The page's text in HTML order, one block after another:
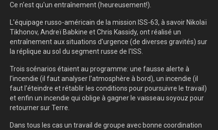
Ce n'est qu'un entraînement (heureusement!).
L'équipage russo-américain de la mission ISS-63, à savoir Nikolaï
Tikhonov, Andreï Babkine et Chris Kassidy, ont réalisé un
entraînement aux situations d'urgence (de diverses gravités) sur
la réplique au sol du segment russe de l'ISS.
Trois scénarios étaient au programme: une fausse alerte à
l'incendie (il faut analyser l'atmosphère à bord), un incendie (il
faut l'éteindre et rétablir les conditions pour poursuivre le travail)
et enfin un incendie qui oblige à gagner le vaisseau soyouz pour
retourner sur Terre.
Dans tous les cas un travail de groupe avec bonne coordination